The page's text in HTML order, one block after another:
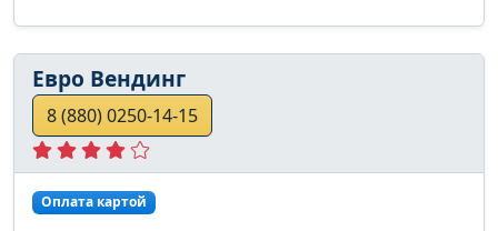
Евро Вендинг
8 (880) 0250-14-15
Оплата картой